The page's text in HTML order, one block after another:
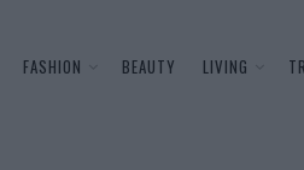
FASHION BEAUTY LIVING